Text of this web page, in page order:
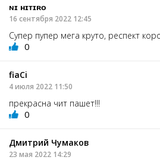
ɴɪ ʜɪᴛɪʀᴏ
16 сентября 2022 12:45
Супер пупер мега круто, респект
0
fiaCi
4 июля 2022 11:50
прекрасна чит пашет!!!
0
Дмитрий Чумаков
23 мая 2022 14:29